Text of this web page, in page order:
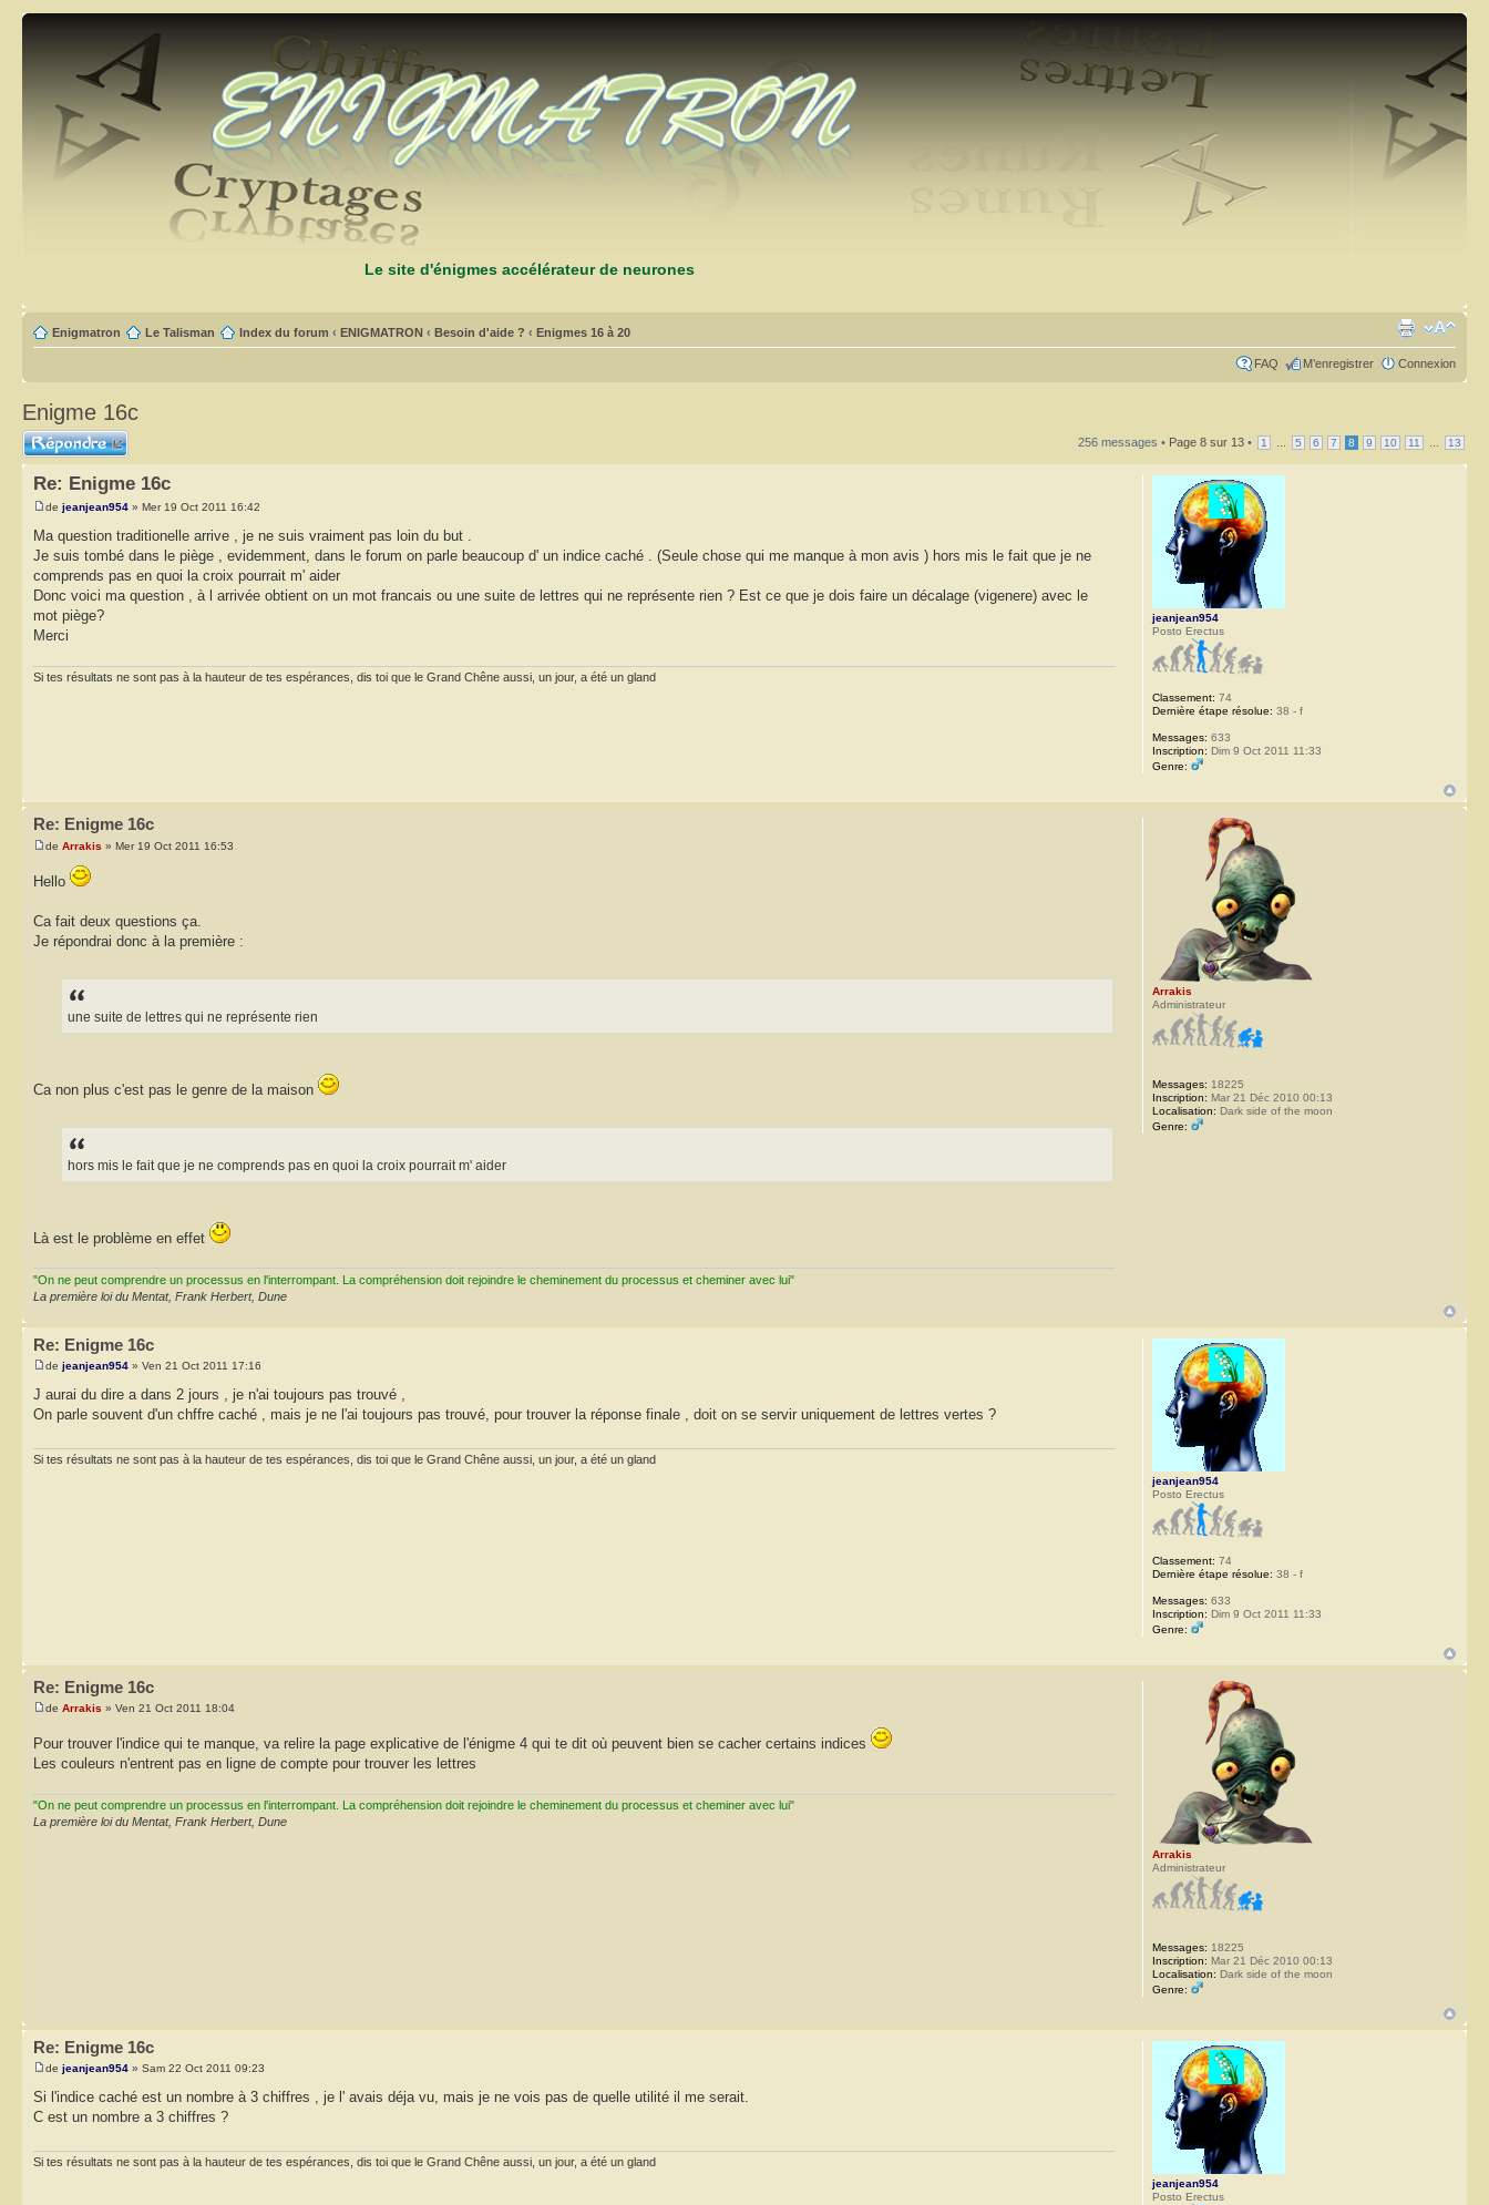
Le site d'énigmes accélérateur de neurones
Enigmatron Le Talisman Index du forum ‹ ENIGMATRON ‹ Besoin d'aide ? ‹ Enigmes 16 à 20
FAQ M’enregistrer Connexion
Enigme 16c
Répondre 256 messages • Page 8 sur 13 • 1 5 6 7 8 9 10 11 13
Re: Enigme 16c
de jeanjean954 » Mer 19 Oct 2011 16:42
Ma question traditionelle arrive , je ne suis vraiment pas loin du but .
Je suis tombé dans le piège , evidemment, dans le forum on parle beaucoup d' un indice caché . (Seule chose qui me manque à mon avis ) hors mis le fait que je ne
comprends pas en quoi la croix pourrait m' aider
Donc voici ma question , à l arrivée obtient on un mot francais ou une suite de lettres qui ne représente rien ? Est ce que je dois faire un décalage (vigenere) avec le
mot piège?
Merci
Si tes résultats ne sont pas à la hauteur de tes espérances, dis toi que le Grand Chêne aussi, un jour, a été un gland
jeanjean954
Posto Erectus
Classement: 74
Dernière étape résolue: 38 - f
Messages: 633
Inscription: Dim 9 Oct 2011 11:33
Genre:
Re: Enigme 16c
de Arrakis » Mer 19 Oct 2011 16:53
Hello
Ca fait deux questions ça.
Je répondrai donc à la première :
une suite de lettres qui ne représente rien
Ca non plus c'est pas le genre de la maison
hors mis le fait que je ne comprends pas en quoi la croix pourrait m' aider
Là est le problème en effet
"On ne peut comprendre un processus en l'interrompant. La compréhension doit rejoindre le cheminement du processus et cheminer avec lui"
La première loi du Mentat, Frank Herbert, Dune
Arrakis
Administrateur
Messages: 18225
Inscription: Mar 21 Déc 2010 00:13
Localisation: Dark side of the moon
Genre:
Re: Enigme 16c
de jeanjean954 » Ven 21 Oct 2011 17:16
J aurai du dire a dans 2 jours , je n'ai toujours pas trouvé ,
On parle souvent d'un chffre caché , mais je ne l'ai toujours pas trouvé, pour trouver la réponse finale , doit on se servir uniquement de lettres vertes ?
Si tes résultats ne sont pas à la hauteur de tes espérances, dis toi que le Grand Chêne aussi, un jour, a été un gland
jeanjean954
Posto Erectus
Classement: 74
Dernière étape résolue: 38 - f
Messages: 633
Inscription: Dim 9 Oct 2011 11:33
Genre:
Re: Enigme 16c
de Arrakis » Ven 21 Oct 2011 18:04
Pour trouver l'indice qui te manque, va relire la page explicative de l'énigme 4 qui te dit où peuvent bien se cacher certains indices
Les couleurs n'entrent pas en ligne de compte pour trouver les lettres
"On ne peut comprendre un processus en l'interrompant. La compréhension doit rejoindre le cheminement du processus et cheminer avec lui"
La première loi du Mentat, Frank Herbert, Dune
Arrakis
Administrateur
Messages: 18225
Inscription: Mar 21 Déc 2010 00:13
Localisation: Dark side of the moon
Genre:
Re: Enigme 16c
de jeanjean954 » Sam 22 Oct 2011 09:23
Si l'indice caché est un nombre à 3 chiffres , je l' avais déja vu, mais je ne vois pas de quelle utilité il me serait.
C est un nombre a 3 chiffres ?
Si tes résultats ne sont pas à la hauteur de tes espérances, dis toi que le Grand Chêne aussi, un jour, a été un gland
jeanjean954
Posto Erectus